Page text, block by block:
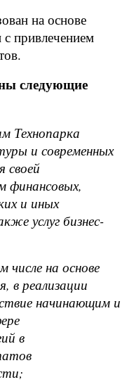
на основе
привлечением
следующие
Технопарка
и современных
своей
финансовых,
и иных
услуг бизнес-
на основе
в реализации
начинающим и
в